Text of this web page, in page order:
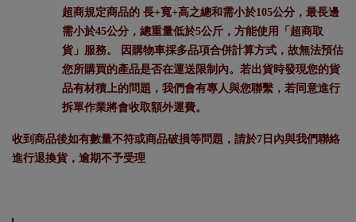
超商規定商品的 長+寬+高之總和需小於105公分，最長邊
需小於45公分，總重量低於5公斤，方能使用「超商取
貨」服務。 因購物車採多品項合併計算方式，故無法預估
您所購買的產品是否在運送限制內。若出貨時發現您的貨
品有材積上的問題，我們會有專人與您聯繫，若同意進行
拆單作業將會收取額外運費。
收到商品後如有數量不符或商品破損等問題，請於7日內與我們聯絡
進行退換貨，逾期不予受理